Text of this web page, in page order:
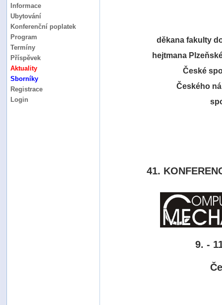
Informace
Ubytování
Konferenční poplatek
Program
Termíny
Příspěvek
Aktuality
Sborníky
Registrace
Login
děkana fakulty
hejtmana
České
Českého
41.
9. -